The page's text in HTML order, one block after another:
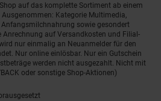
auf das komplette Sortiment ab einem
Kategorie Multimedia,
Anfangsmilchnahrung sowie gesondert
Anrechnung auf Versandkosten und Filial-
nur einmalig an Neuanmelder für den
Nur online einlösbar. Nur ein Gutschein
werden nicht ausgezahlt. Nicht mit
oder sonstige Shop-Aktionen)